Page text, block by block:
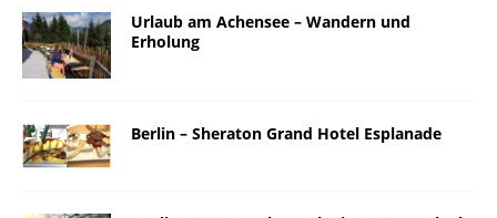
Urlaub am Achensee – Wandern und
Erholung
Berlin – Sheraton Grand Hotel Esplanade